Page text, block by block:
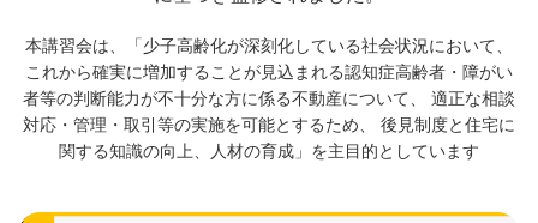
本講習会は、「少子高齢化が深刻化している社会状況において、
これから確実に増加することが見込まれる認知症高齢者・障がい
者等の判断能力が不十分な方に係る不動産について、
適正な相談
対応・管理・取引等の実施を可能とするため、
後見制度と住宅に
関する知識の向上、人材の育成」を主目的としています